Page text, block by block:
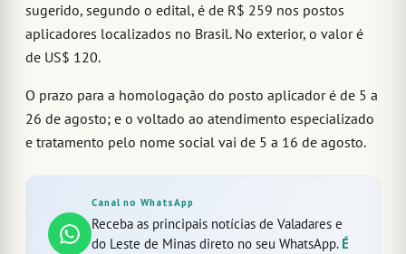
sugerido, segundo o edital, é de R$ 259 nos postos
aplicadores localizados no Brasil. No exterior, o valor é
de US$ 120.
O prazo para a homologação do posto aplicador é de 5 a
26 de agosto; e o voltado ao atendimento especializado
e tratamento pelo nome social vai de 5 a 16 de agosto.
Canal no WhatsApp
Receba as principais notícias de Valadares e
do Leste de Minas direto no seu WhatsApp. É